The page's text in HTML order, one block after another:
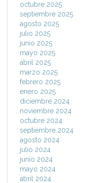
octubre 2025
septiembre 2025
agosto 2025
julio 2025
junio 2025
mayo 2025
abril 2025
marzo 2025
febrero 2025
enero 2025
diciembre 2024
noviembre 2024
octubre 2024
septiembre 2024
agosto 2024
julio 2024
junio 2024
mayo 2024
abril 2024